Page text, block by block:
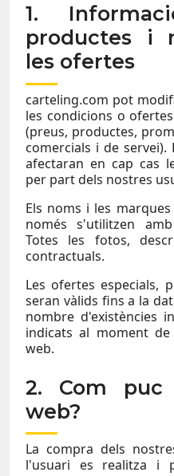
1.
productes i
les ofertes
carteling.com pot
les condicions o
(preus, productes,
comercials i de
afectaran en cap cas
per part dels nostres
Els noms i les
només s'utilitzen
Totes les fotos,
contractuals.
Les ofertes especials,
seran vàlids fins a la
nombre d'existències
indicats al moment
web.
2. Com
web?
La compra dels
l'usuari es realitza i